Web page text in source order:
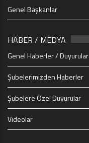
Genel Başkanlar
HABER / MEDYA
Genel Haberler / Duyurular
Şubelerimizden Haberler
Şubelere Özel Duyurular
Videolar